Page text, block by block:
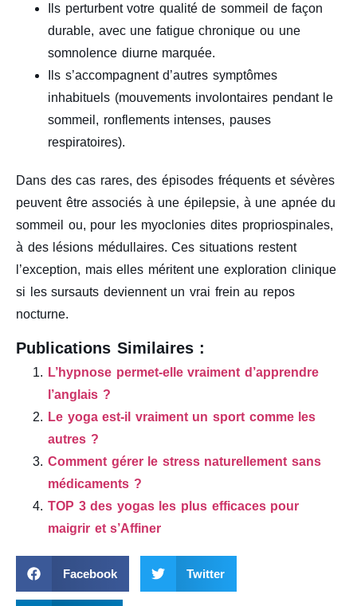
Ils perturbent votre qualité de sommeil de façon
durable, avec une fatigue chronique ou une
somnolence diurne marquée.
Ils s’accompagnent d’autres symptômes
inhabituels (mouvements involontaires pendant le
sommeil, ronflements intenses, pauses
respiratoires).
Dans des cas rares, des épisodes fréquents et sévères
peuvent être associés à une épilepsie, à une apnée du
sommeil ou, pour les myoclonies dites propriospinales,
à des lésions médullaires. Ces situations restent
l’exception, mais elles méritent une exploration clinique
si les sursauts deviennent un vrai frein au repos
nocturne.
Publications Similaires :
L’hypnose permet-elle vraiment d’apprendre
l’anglais ?
Le yoga est-il vraiment un sport comme les
autres ?
Comment gérer le stress naturellement sans
médicaments ?
TOP 3 des yogas les plus efficaces pour
maigrir et s’Affiner
Facebook Twitter